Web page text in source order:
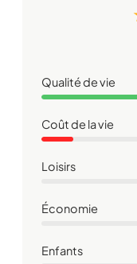
Qualité de vie
Coût de la vie
Loisirs
Économie
Enfants